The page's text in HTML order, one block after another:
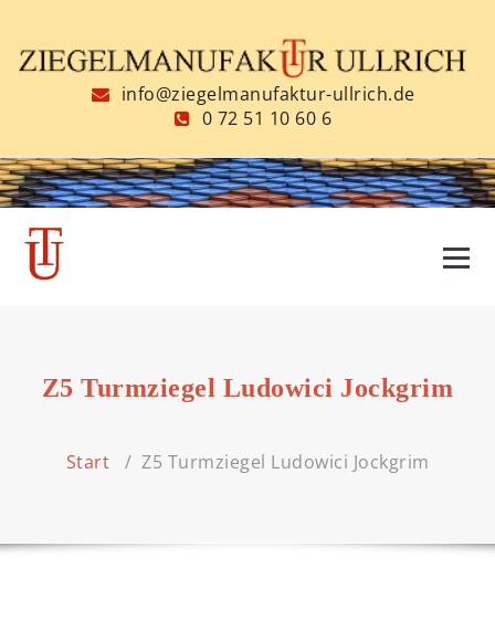
springen
info@ziegelmanufaktur-ullrich.de
0 72 51 10 60 6
Z5 Turmziegel Ludowici Jockgrim
Start / Z5 Turmziegel Ludowici Jockgrim